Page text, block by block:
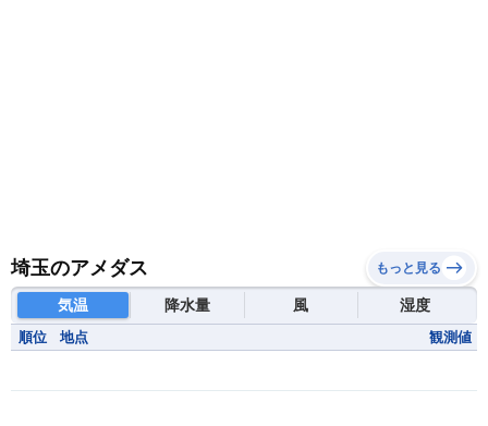
埼玉のアメダス もっと見る
気温 降水量 風 湿度
順位 地点 観測値